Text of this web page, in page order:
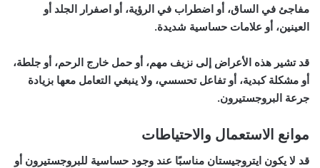
مفاجئ في الساق، أو اضطراب في الرؤية، أو اصفرار الجلد أو
العينين، أو علامات حساسية شديدة.
قد تشير هذه الأعراض إلى نزيف مهم، أو حمل خارج الرحم، أو جلطة،
أو مشكلة كبدية، أو تفاعل تحسسي، ولا ينبغي التعامل معها بزيادة
جرعة البروجستيرون.
موانع الاستعمال والاحتياطات
قد لا يكون ايتروجيستان مناسبًا عند وجود حساسية للبروجستيرون أو